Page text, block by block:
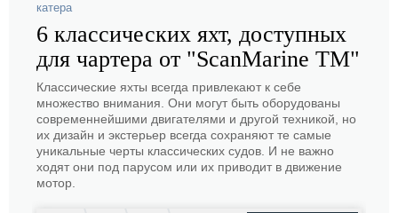
катера
6 классических яхт, доступных
для чартера от "ScanMarine TM"
Классические яхты всегда привлекают к себе
множество внимания. Они могут быть оборудованы
современнейшими двигателями и другой техникой, но
их дизайн и экстерьер всегда сохраняют те самые
уникальные черты классических судов. И не важно
ходят они под парусом или их приводит в движение
мотор.